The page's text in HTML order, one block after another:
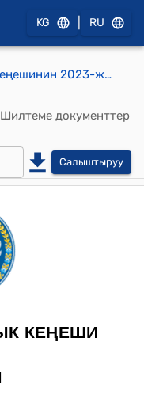
KG RU
Ала-Бука айылдык кеңешинин 2023-жылдын 25-августундагы № 24/7 “Ала-Бука тазалык” муниципалдык ишканасындагы атайын техниканы “Ала-Бука Водоканал” муниципалдык ишканасынын балансына алуу жөнүндө" токтому
Шилтеме документтер
Салыштыруу